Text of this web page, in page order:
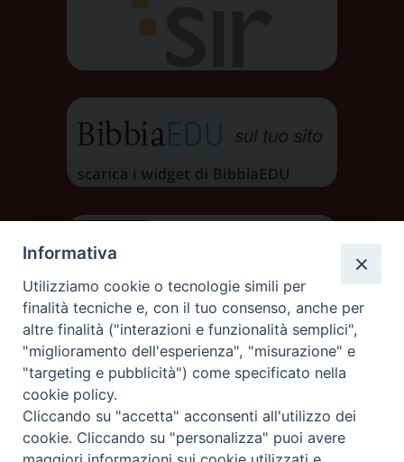
DIOCESI DI AOSTA
DIOCÈSE D'AOSTE
Informativa
Utilizziamo cookie o tecnologie simili per
finalità tecniche e, con il tuo consenso, anche per
altre finalità ("interazioni e funzionalità semplici",
"miglioramento dell'esperienza", "misurazione" e
"targeting e pubblicità") come specificato nella
cookie policy.
Cliccando su "accetta" acconsenti all'utilizzo dei
cookie. Cliccando su "personalizza" puoi avere